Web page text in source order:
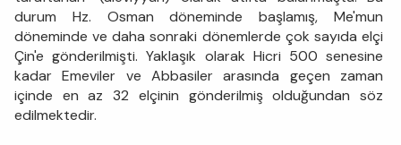
durum Hz. Osman döneminde başlamış, Me'mun
döneminde ve daha sonraki dönemlerde çok sayıda elçi
Çin'e gönderilmişti. Yaklaşık olarak Hicri 500 senesine
kadar Emeviler ve Abbasiler arasında geçen zaman
içinde en az 32 elçinin gönderilmiş olduğundan söz
edilmektedir.